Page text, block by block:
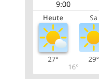
Heute Sa
27°
16°
29°